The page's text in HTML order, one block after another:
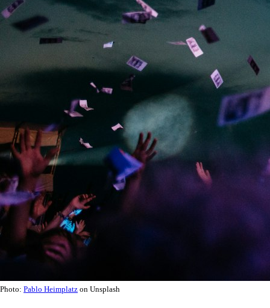
Photo: Pablo Heimplatz on Unsplash